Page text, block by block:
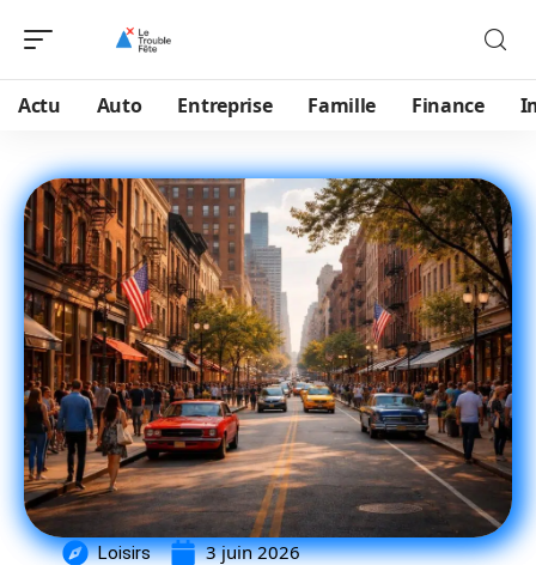
Actu Auto Entreprise Famille Finance
Loisirs 3 juin 2026